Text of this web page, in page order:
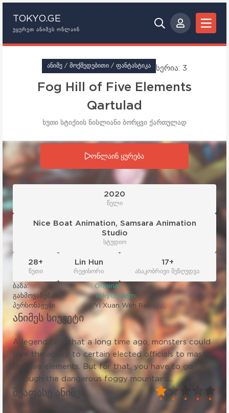
TOKYO.GE
ᲣᲧᲣᲠᲔᲗ ᲐᲜᲘᲛᲔᲡ ᲝᲜᲚᲐᲘᲜ
ᲐᲜᲘᲛᲔ / ᲛᲝᲥᲛᲔᲓᲔᲑᲘᲗᲘ / ᲤᲐᲜᲢᲐᲡᲢᲘᲙᲐ სერია: 3
Fog Hill of Five Elements
Qartulad
ხუთი სტიქიის ნისლიანი ბორცვი ქართულად
ონლაინ ყურება
2020
წელი
Nice Boat Animation, Samsara Animation
Studio
სტუდიო
28+
წუთი
Lin Hun
რეჟისორი
17+
ასაკობრივი შეზღუდვა:
ბაზა:
Original
გახმოვანება:
Tokyo Team
პერსონაჟები:
Yi Xuan Wen Ren , , , ,
ანიმეს სიუჟეტი
A legend tells that a long time ago, monsters could
give the ability to certain elected officials to master
the five elements. But for that, you have to go
through the dangerous foggy mountains...
შეაფასე ანიმე!
20 2 4 5